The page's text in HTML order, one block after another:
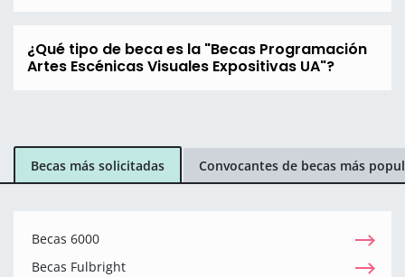
¿Qué tipo de beca es la "Becas Programación
Artes Escénicas Visuales Expositivas UA"?
Becas más solicitadas Convocantes de becas más
Becas 6000
Becas Fulbright